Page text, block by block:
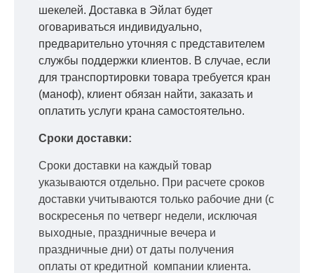
шекелей. Доставка в Эйлат будет
оговариваться индивидуально,
предварительно уточняя с представителем
службы поддержки клиентов. В случае, если
для транспортировки товара требуется кран
(маноф), клиент обязан найти, заказать и
оплатить услуги крана самостоятельно.
Сроки доставки:
Сроки доставки на каждый товар
указываются отдельно. При расчете сроков
доставки учитываются только рабочие дни (с
воскресенья по четверг недели, исключая
выходные, праздничные вечера и
праздничные дни) от даты получения
оплаты от кредитной компании клиента.